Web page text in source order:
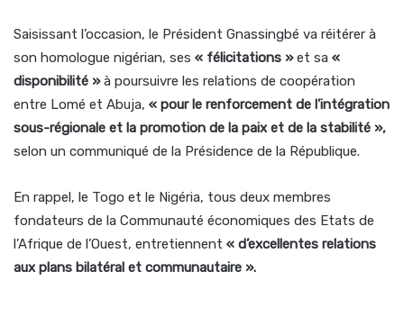
Saisissant l’occasion, le Président Gnassingbé va réitérer à
son homologue nigérian, ses « félicitations »et sa «
disponibilité »à poursuivre les relations de coopération
entre Lomé et Abuja, « pour le renforcement de l’intégration
sous-régionale et la promotion de la paix et de la stabilité »,
selon un communiqué de la Présidence de la République.
En rappel, le Togo et le Nigéria, tous deux membres
fondateurs de la Communauté économiques des Etats de
l’Afrique de l’Ouest, entretiennent « d’excellentes relations
aux plans bilatéral et communautaire ».